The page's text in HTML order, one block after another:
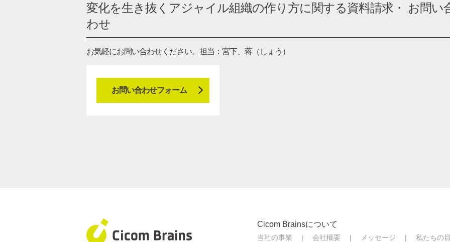
変化を生き抜くアジャイル組織の作り方に関する資料請求・ お問い
わせ
お気軽にお問い合わせください。 担当：宮下、蒋（しょう）
お問い合わせフォーム
Cicom Brainsについて
当社の事業 会社概要 メッセージ
私たちの